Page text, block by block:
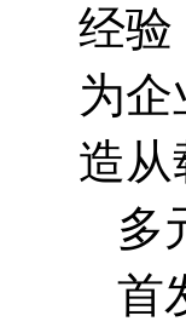
经验
为
造从
多
首